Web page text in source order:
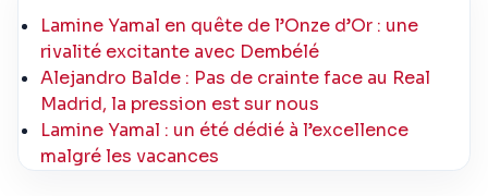
Lamine Yamal en quête de l’Onze d’Or : une
rivalité excitante avec Dembélé
Alejandro Balde : Pas de crainte face au Real
Madrid, la pression est sur nous
Lamine Yamal : un été dédié à l’excellence
malgré les vacances